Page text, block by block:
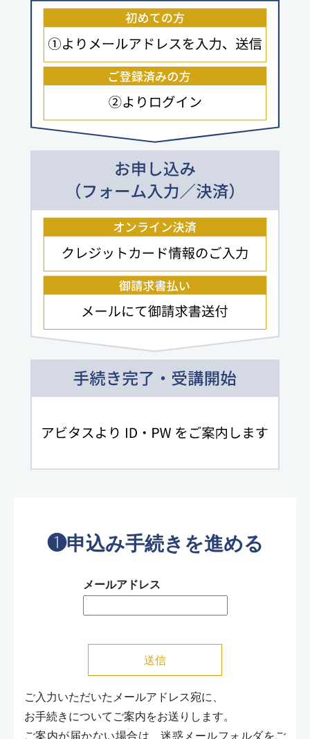
❶申込み手続きを進める
メールアドレス
ご入力いただいたメールアドレス宛に、
お手続きについてご案内をお送りします。
ご案内が届かない場合は、迷惑メールフォルダをご